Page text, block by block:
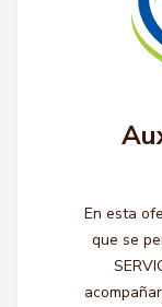
En esta
que se